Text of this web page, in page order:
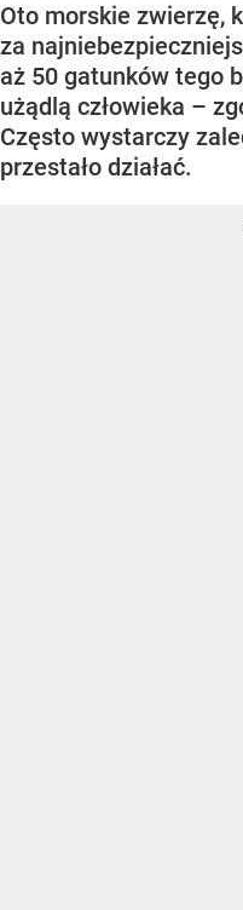
Oto morskie zwierzę,
za
aż 50 gatunków tego
użądlą człowieka –
Często wystarczy
przestało działać.